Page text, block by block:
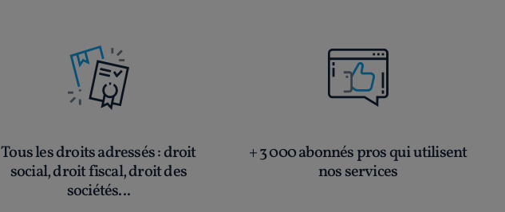
Tous les droits adressés: droit
social, droit fiscal, droit des
sociétés...
+ 3 000 abonnés pros qui utilisent
nos services